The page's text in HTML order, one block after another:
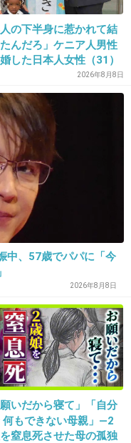
タレント化して
-18
る。。
ってるくせに
ったと認めろよ
-33
のようだ
人の下半身に惹かれて結
んだろ」ケニア人男性
した日本人女性（31）
謗中傷”殺到…本人が語
本で感じる“外国人差
リアル
2026年8月8日
、57歳でパパに「今
2026年8月8日
願いだから寝て」「自分
何もできない母親」―2
窒息死させた母の孤独